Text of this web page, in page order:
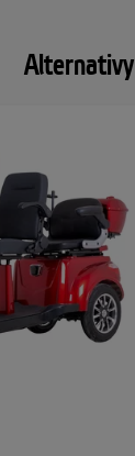
Alternativy